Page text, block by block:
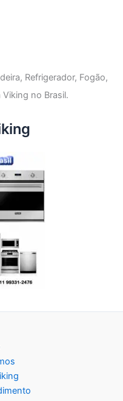
Refrigerador, Fogão,
no Brasil.